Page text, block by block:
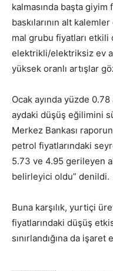
kalmasında başta
baskılarının alt
mal grubu fiyatları
elektrikli/elektriksiz ev
yüksek oranlı artışlar
Ocak ayında yüzde
aydaki düşüş eğilimini
Merkez Bankası
petrol fiyatlarındaki
5.73 ve 4.95 gerileyen
belirleyici oldu” denildi.
Buna karşılık, yurtiçi
fiyatlarındaki düşüş
sınırlandığına da işaret